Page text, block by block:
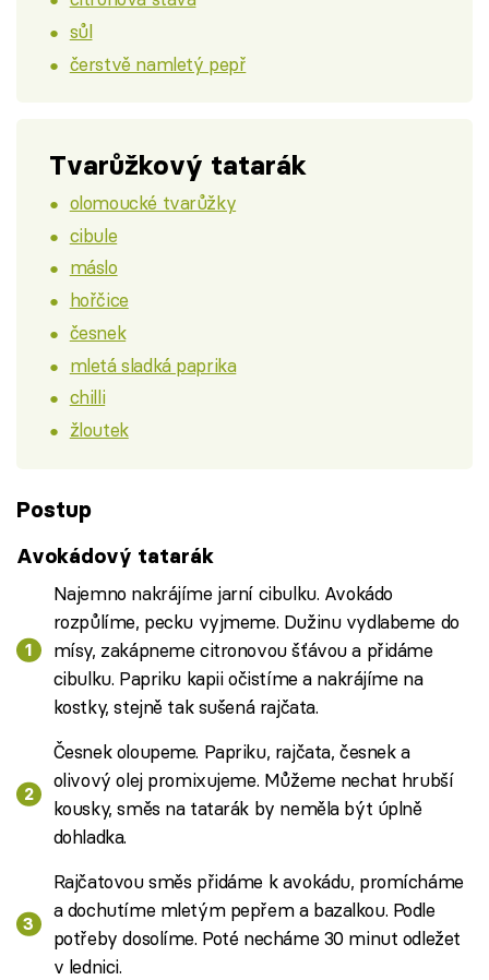
sůl
čerstvě namletý pepř
Tvarůžkový tatarák
olomoucké tvarůžky
cibule
máslo
hořčice
česnek
mletá sladká paprika
chilli
žloutek
Postup
Avokádový tatarák
Najemno nakrájíme jarní cibulku. Avokádo
rozpůlíme, pecku vyjmeme. Dužinu vydlabeme do
mísy, zakápneme citronovou šťávou a přidáme
cibulku. Papriku kapii očistíme a nakrájíme na
kostky, stejně tak sušená rajčata.
Česnek oloupeme. Papriku, rajčata, česnek a
olivový olej promixujeme. Můžeme nechat hrubší
kousky, směs na tatarák by neměla být úplně
dohladka.
Rajčatovou směs přidáme k avokádu, promícháme
a dochutíme mletým pepřem a bazalkou. Podle
potřeby dosolíme. Poté necháme 30 minut odležet
v lednici.